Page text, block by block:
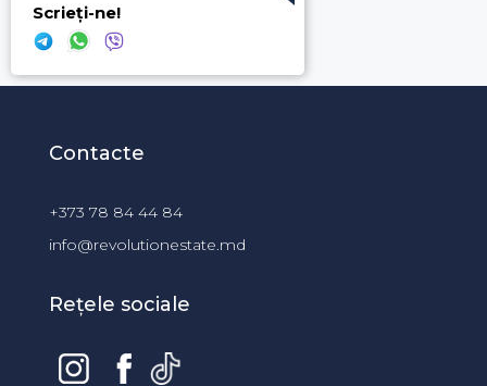
Scrieți-ne!
Contacte
+373 78 84 44 84
info@revolutionestate.md
Rețele sociale